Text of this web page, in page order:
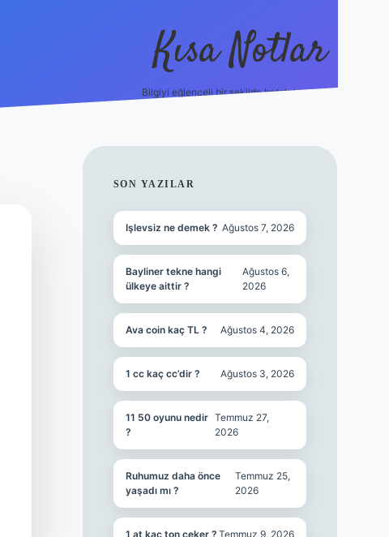
Kısa Notlar
Bilgiyi eğlenceli bir şekilde hatırlatan durak.
SIDEBAR
SON YAZILAR
Işlevsiz ne demek ? Ağustos 7, 2026
Bayliner tekne hangi
ülkeye aittir ?
Ağustos 6,
2026
Ava coin kaç TL ? Ağustos 4, 2026
1 cc kaç cc’dir ? Ağustos 3, 2026
11 50 oyunu nedir
?
Temmuz 27,
2026
Ruhumuz daha önce
yaşadı mı ?
Temmuz 25,
2026
1 at kaç ton çeker ? Temmuz 9, 2026
elexbett.net